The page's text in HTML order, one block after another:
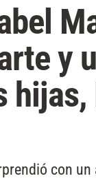
y
con